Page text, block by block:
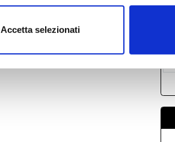
Accetta selezionati